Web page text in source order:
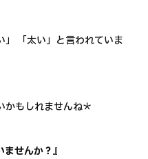
」 「太い」と言われていま
もしれませんね＊
せんか？』